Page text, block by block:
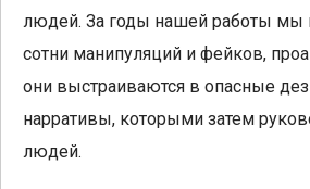
людей. За годы нашей работы мы
сотни манипуляций и фейков,
они выстраиваются в опасные
нарративы, которыми затем
людей.